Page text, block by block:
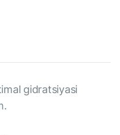
gidratsiyasi